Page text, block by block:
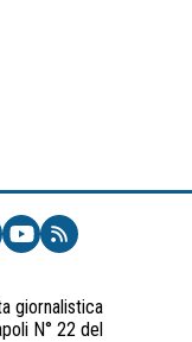
giornalistica
N° 22 del